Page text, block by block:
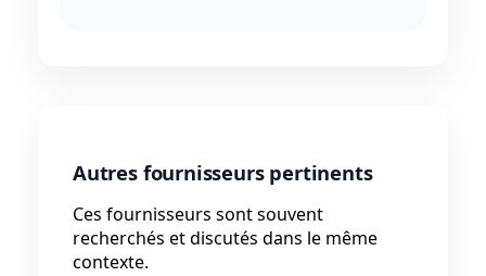
Autres fournisseurs pertinents
Ces fournisseurs sont souvent
recherchés et discutés dans le même
contexte.